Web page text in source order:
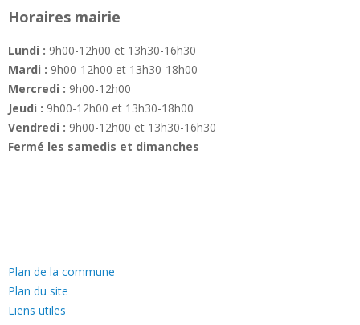
Horaires mairie
Lundi : 9h00-12h00 et 13h30-16h30
Mardi : 9h00-12h00 et 13h30-18h00
Mercredi : 9h00-12h00
Jeudi : 9h00-12h00 et 13h30-18h00
Vendredi : 9h00-12h00 et 13h30-16h30
Fermé les samedis et dimanches
Plan de la commune
Plan du site
Liens utiles